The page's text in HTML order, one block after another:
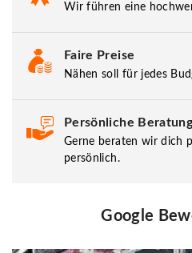
Wir führen eine
Faire Preise
Nähen soll für jedes
Persönliche Beratung
Gerne beraten wir dich
persönlich.
Google